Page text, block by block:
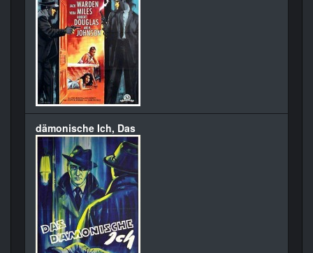
dämonische Ich, Das